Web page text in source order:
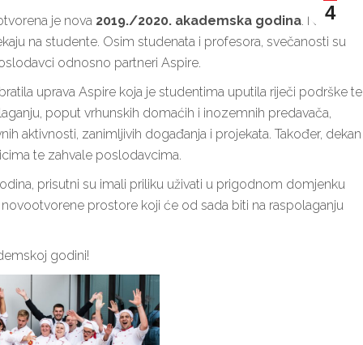
4
je nova 2019./2020. akademska godina. Novi
na studente. Osim studenata i profesora, svečanosti su
odnosno partneri Aspire.
uprava Aspire koja je studentima uputila riječi podrške te
poput vrhunskih domaćih i inozemnih predavača,
aktivnosti, zanimljivih događanja i projekata. Također, dekan
te zahvale poslodavcima.
prisutni su imali priliku uživati u prigodnom domjenku
prostore koji će od sada biti na raspolaganju
godini!